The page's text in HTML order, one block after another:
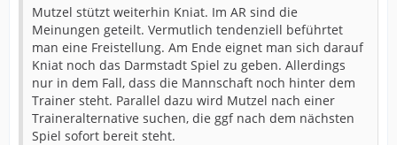
Mutzel stützt weiterhin Kniat. Im AR sind die
Meinungen geteilt. Vermutlich tendenziell beführtet
man eine Freistellung. Am Ende eignet man sich darauf
Kniat noch das Darmstadt Spiel zu geben. Allerdings
nur in dem Fall, dass die Mannschaft noch hinter dem
Trainer steht. Parallel dazu wird Mutzel nach einer
Traineralternative suchen, die ggf nach dem nächsten
Spiel sofort bereit steht.